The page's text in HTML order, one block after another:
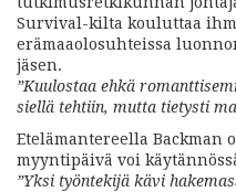
Survival-kilta kouluttaa
erämaaolosuhteissa
jäsen.
”Kuulostaa ehkä
siellä tehtiin, mutta tietysti
Etelämantereella Backman
myyntipäivä voi
”Yksi työntekijä kävi